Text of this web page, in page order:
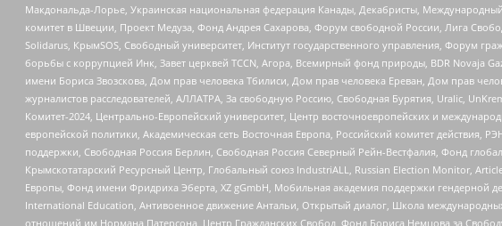
Макдональда-Лорье, Украинская национальная федерация Канады, Декабристы,
комитет в Швеции, Проект Медуза, Фонд Андрея Сахарова, Форум свободной России, Лига
Solidarus, КрымSOS, Свободный университет, Институт государственного управления, Форум
борьбы с коррупцией Инк, Завет церквей TCCN, Агора, Всемирный фонд природы, BDR Novaja
имени Бориса Звозскова, Дом прав человека Тбилиси, Дом прав человека Ереван, Дом прав
журналистов расследователей, АЛЛАТРА, За свободную Россию, Свободная Бурятия, Uralic,
Комитет-2024, Центрально-Европейский университет, Центр восточноевропейских и
европейской политики, Академическая сеть Восточная Европа, Российский комитет действия,
поддержки, Свободная Россия Берлин, Свободная Россия Северный Рейн-Вестфалия, Фонд
Крымскотатарский Ресурсный Центр, Глобальный союз IndustriALL, Russian Election Monitor,
Европы, Фонд имени Фридриха Эберта, XZ gGmbH, Мобильная академия поддержки гендерной
International Education, Антивоенное движение Антальи, Открытый диалог, Школа
отношений им Нормана Патерсона, Центр Гражданских Свобод, Фонд Бориса Немцова за